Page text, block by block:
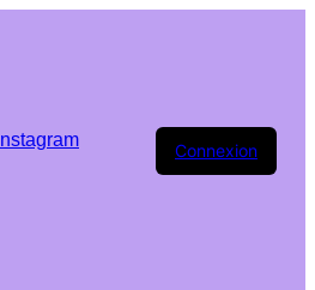
Instagram
Connexion